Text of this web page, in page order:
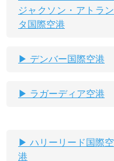
ジャクソン・アトラン
タ国際空港
デンバー国際空港
ラガーディア空港
ハリーリード国際空
港